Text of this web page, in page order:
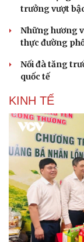
trưởng vượt
Những hương
thực đường
Nối đà tăng
quốc tế
KINH TẾ